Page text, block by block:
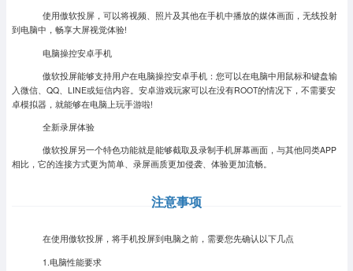
使用傲软投屏，可以将视频、照片及其他在手机中播放的媒体画面，无线投射
到电脑中，畅享大屏视觉体验!
电脑操控安卓手机
傲软投屏能够支持用户在电脑操控安卓手机：您可以在电脑中用鼠标和键盘输
入微信、QQ、LINE或短信内容。安卓游戏玩家可以在没有ROOT的情况下，不需要安
卓模拟器，就能够在电脑上玩手游啦!
全新录屏体验
傲软投屏另一个特色功能就是能够截取及录制手机屏幕画面，与其他同类APP
相比，它的连接方式更为简单、录屏画质更加侵袭、体验更加流畅。
注意事项
在使用傲软投屏，将手机投屏到电脑之前，需要您先确认以下几点
1.电脑性能要求